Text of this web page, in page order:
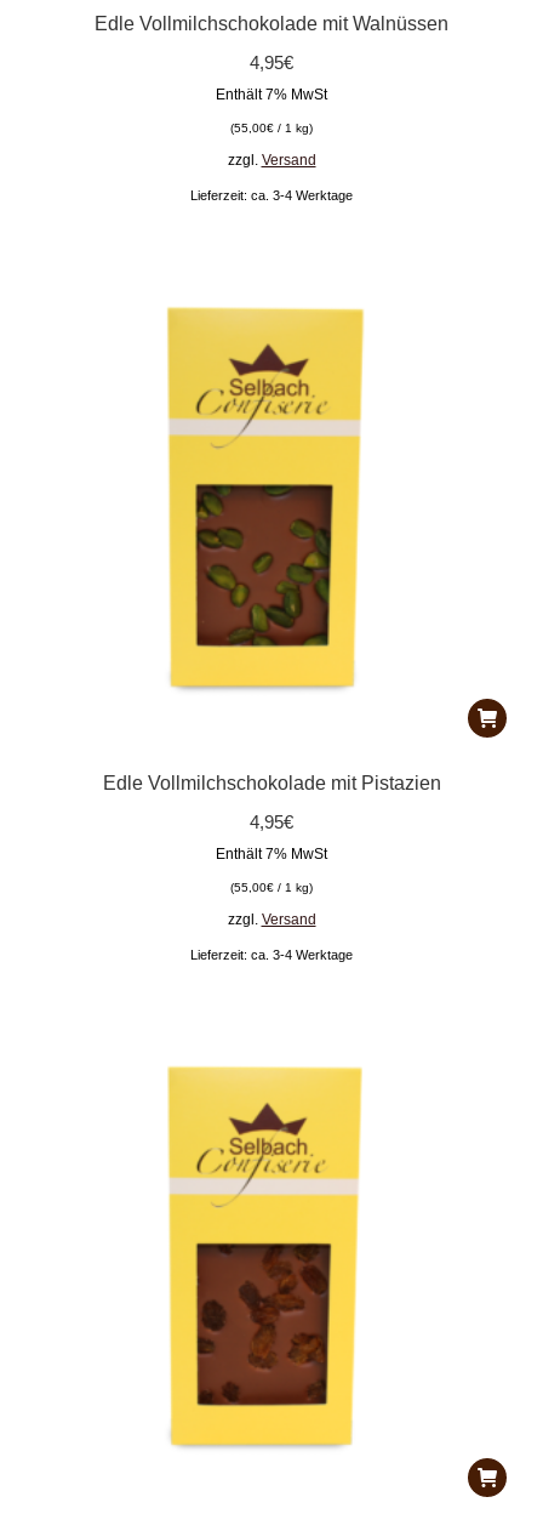
Edle Vollmilchschokolade mit Walnüssen
4,95€
Enthält 7% MwSt
(55,00€ / 1 kg)
zzgl. Versand
Lieferzeit: ca. 3-4 Werktage
Edle Vollmilchschokolade mit Pistazien
4,95€
Enthält 7% MwSt
(55,00€ / 1 kg)
zzgl. Versand
Lieferzeit: ca. 3-4 Werktage